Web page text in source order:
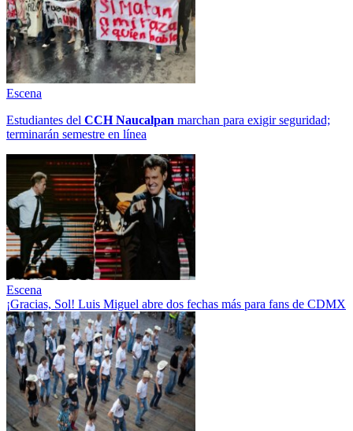
Escena
Estudiantes del CCH Naucalpan marchan para exigir seguridad;
terminarán semestre en línea
Escena
¡Gracias, Sol! Luis Miguel abre dos fechas más para fans de CDMX